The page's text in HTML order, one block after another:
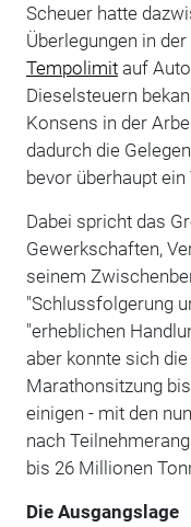
Scheuer hatte
Überlegungen in
Tempolimitauf
Dieselsteuern
Konsens in der
dadurch die
bevor überhaupt
Dabei spricht das
Gewerkschaften,
seinem
"Schlussfolgerung
"erheblichen
aber konnte sich
Marathonsitzung
einigen - mit den
nach
bis 26 Millionen
Die Ausgangslage